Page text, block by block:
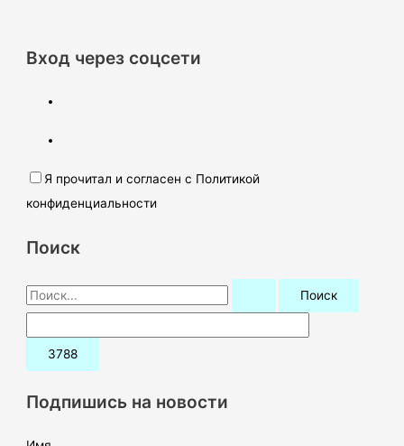
Вход через соцсети
Я прочитал и согласен с Политикой
конфиденциальности
Поиск
П
о
и
:Подпишись на новости